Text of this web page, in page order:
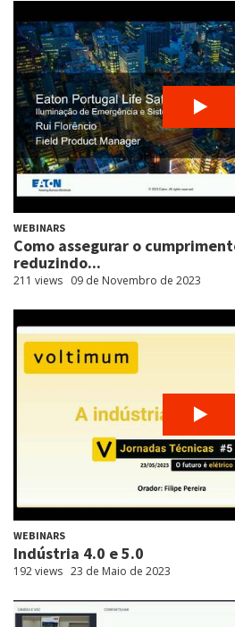
WEBINARS
Como assegurar o
reduzindo...
211 views 09 de Novembro de 2023
WEBINARS
Indústria 4.0 e 5.0
192 views 23 de Maio de 2023